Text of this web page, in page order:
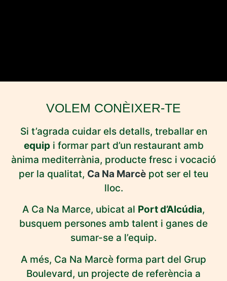
VOLEM CONÈIXER-TE
Si t’agrada cuidar els detalls, treballar en
equipi formar part d’un restaurant amb
ànima mediterrània, producte fresc i vocació
per la qualitat, Ca Na Marcè pot ser el teu
lloc.
A Ca Na Marce, ubicat al Port d’Alcúdia,
busquem persones amb talent i ganes de
sumar-se a l’equip.
A més, Ca Na Marcè forma part del Grup
Boulevard, un projecte de referència a